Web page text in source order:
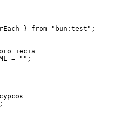
} from "bun:test" ;
теста
= "" ;